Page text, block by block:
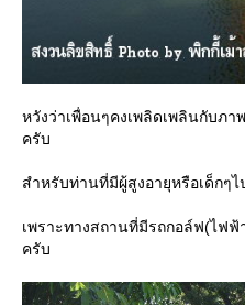
หวังว่าเพื่อนๆคงเพลิดเพลินกับภ
ครับ
สำหรับท่านที่มีผู้สูงอายุหรือเด็กๆไ
เพราะทางสถานที่มีรถกอล์ฟ(ไฟ
ครับ